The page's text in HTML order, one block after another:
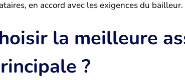
en accord avec les exigences du bailleur.
la meilleure
?